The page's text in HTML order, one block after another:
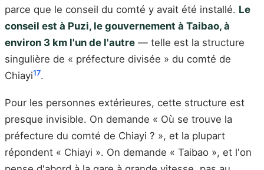
parce que le conseil du comté y avait été installé. Le
conseil est à Puzi, le gouvernement à Taibao, à
environ 3 km l'un de l'autre — telle est la structure
singulière de « préfecture divisée » du comté de
Chiayi17.
Pour les personnes extérieures, cette structure est
presque invisible. On demande « Où se trouve la
préfecture du comté de Chiayi ? », et la plupart
répondent « Chiayi ». On demande « Taibao », et l'on